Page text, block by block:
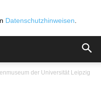
Datenschutzhinweisen
der Universität Leipzig